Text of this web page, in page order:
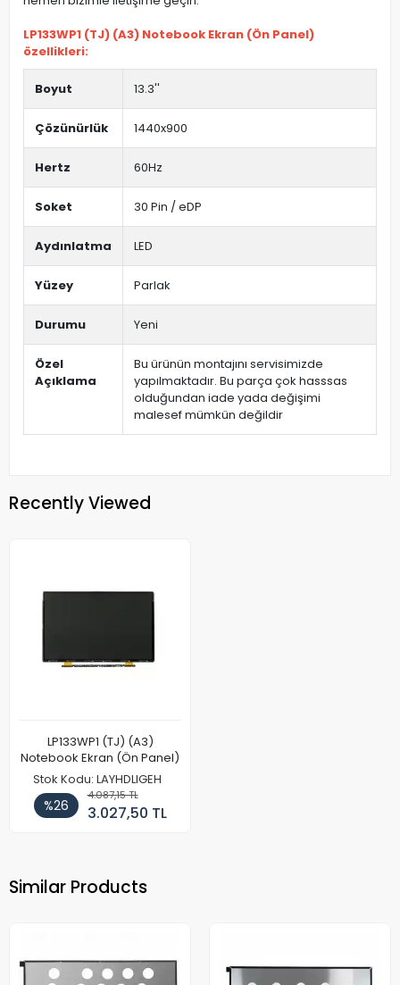
LP133WP1 (TJ) (A3) Notebook Ekran (Ön Panel)
özellikleri:
Boyut 13.3''
Çözünürlük 1440x900
Hertz 60Hz
Soket 30 Pin / eDP
Aydınlatma LED
Yüzey Parlak
Durumu Yeni
Özel
Açıklama
Bu ürünün montajını servisimizde
yapılmaktadır. Bu parça çok hasssas
olduğundan iade yada değişimi
malesef mümkün değildir
Recently Viewed
LP133WP1 (TJ) (A3)
Notebook Ekran (Ön Panel)
Stok Kodu: LAYHDLIGEH
%26
4.087,15 TL
3.027,50 TL
Similar Products